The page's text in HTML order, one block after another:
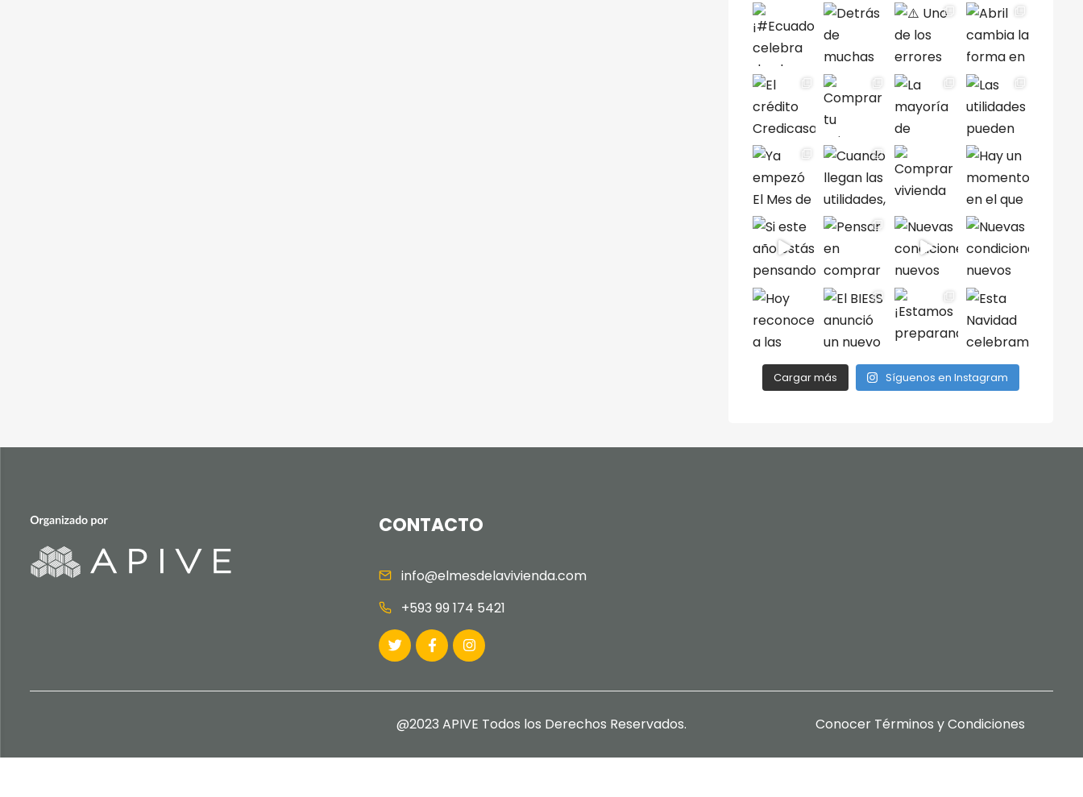
Cargar más Síguenos en Instagram
CONTACTO
info@elmesdelavivienda.com
+593 99 174 5421
@2023 APIVE Todos los Derechos Reservados. Conocer Términos y Condiciones